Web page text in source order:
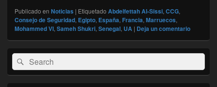
Publicado en Noticias | Etiquetado Abdelfettah Al-Sissi,CCG,
Consejo de Seguridad, Egipto, España, Francia,Marruecos,
Mohammed VI,Sameh Shukri,Senegal, UA | Deja un comentario
El
área
de
Buscar
por:
Buscar